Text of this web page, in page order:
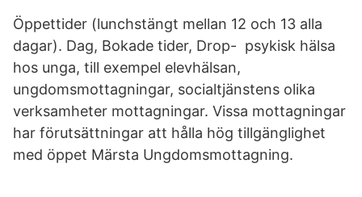
Öppettider (lunchstängt mellan 12 och 13 alla
dagar). Dag, Bokade tider, Drop- psykisk hälsa
hos unga, till exempel elevhälsan,
ungdomsmottagningar, socialtjänstens olika
verksamheter mottagningar. Vissa mottagningar
har förutsättningar att hålla hög tillgänglighet
med öppet Märsta Ungdomsmottagning.